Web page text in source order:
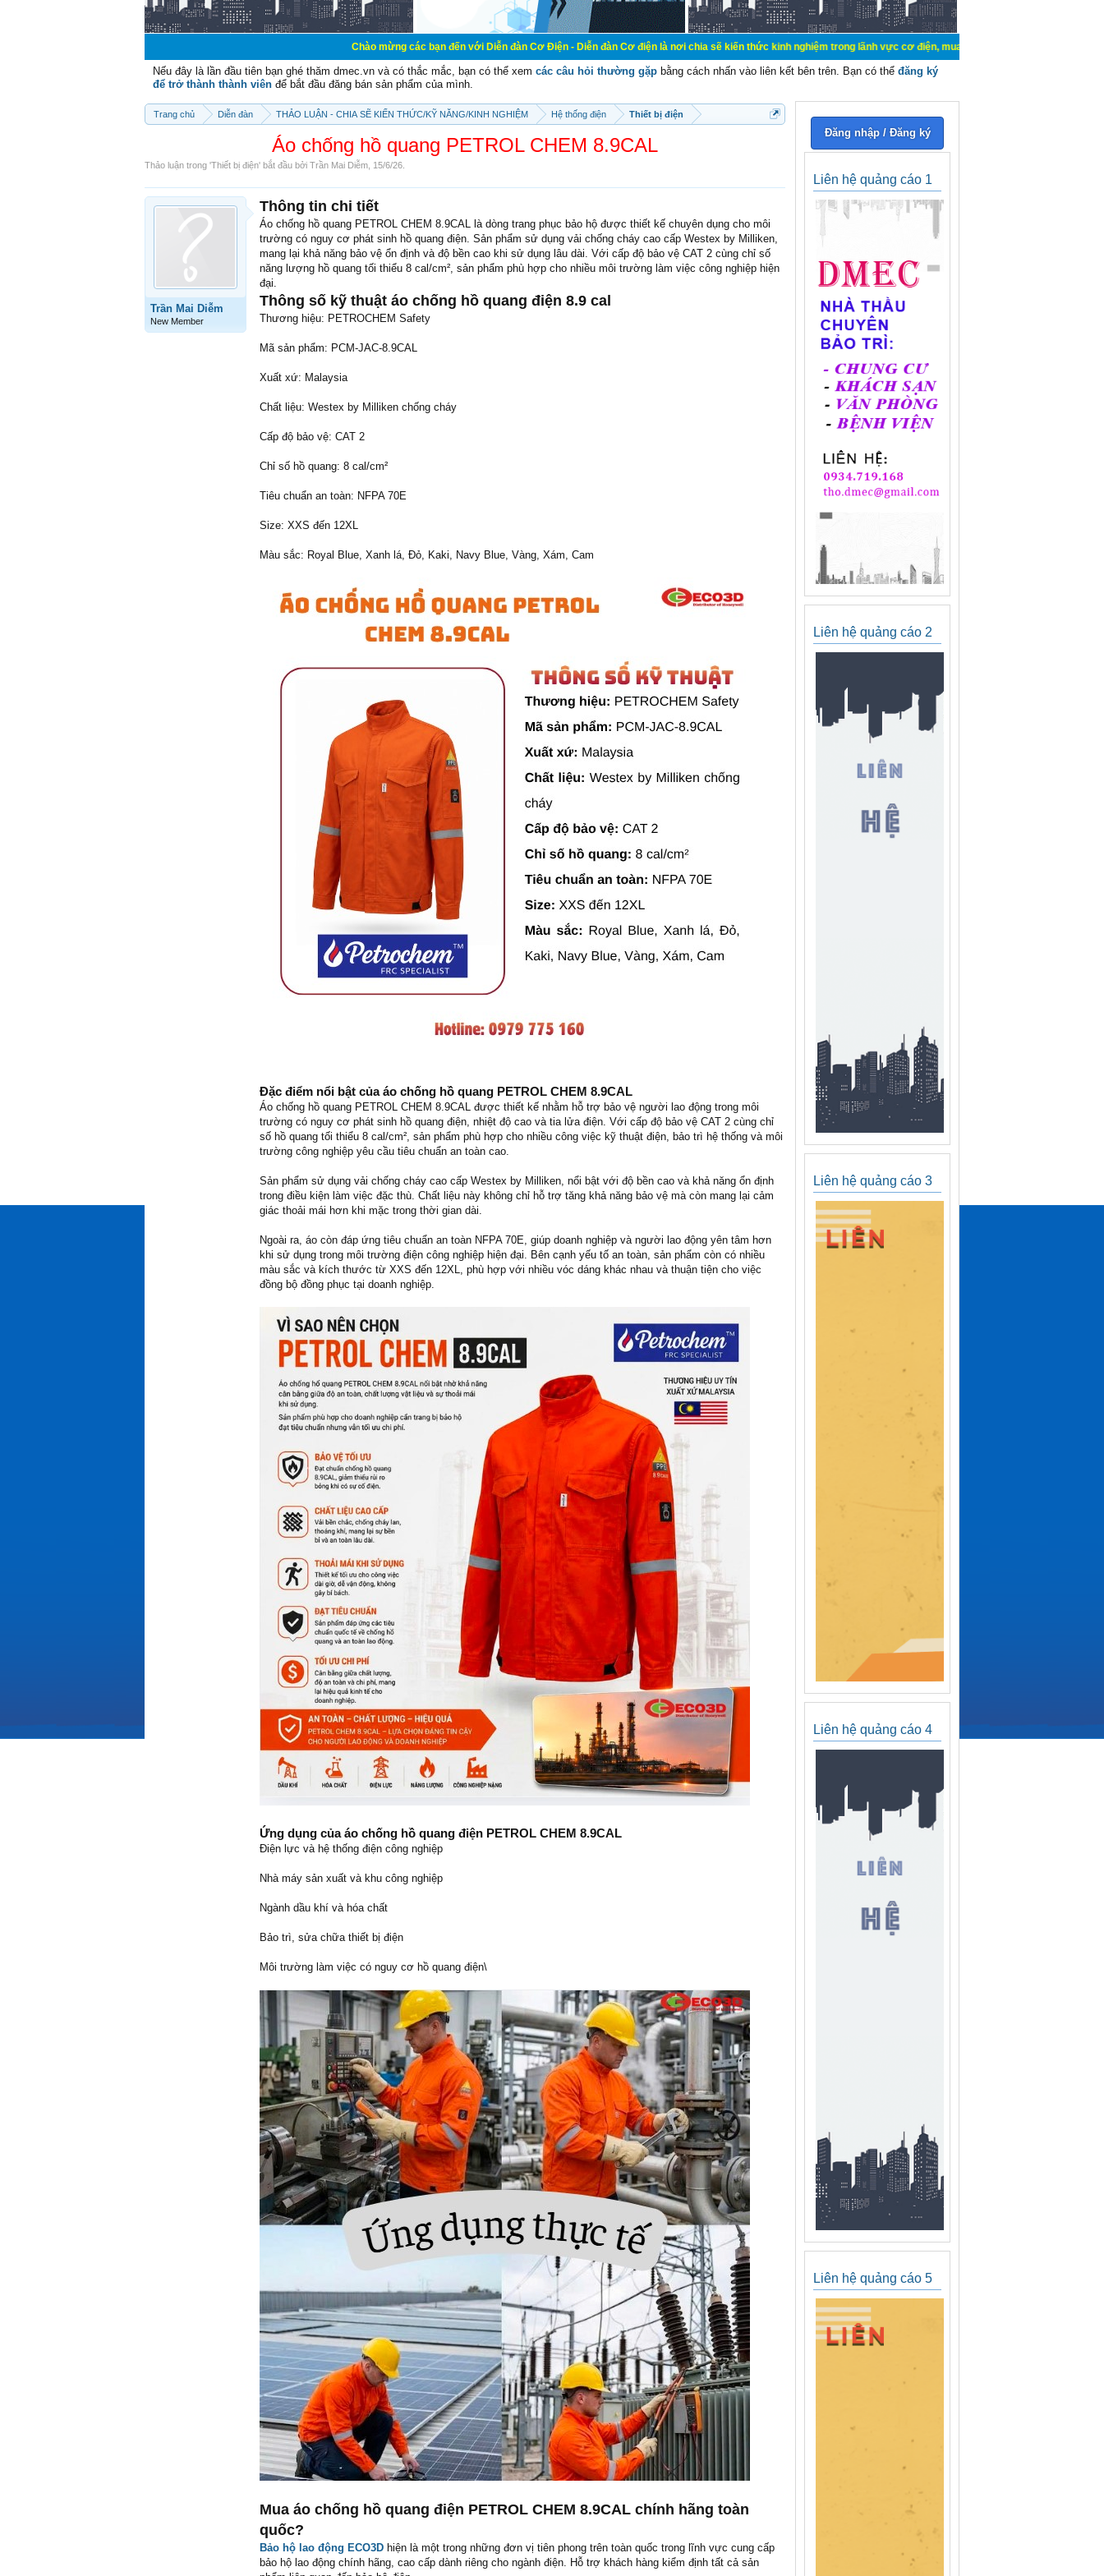
Chào mừng các bạn đến với Diễn đàn Cơ Điện - Diễn đàn Cơ điện là nơi chia sẽ kiến thức kinh nghiệm trong lãnh vực cơ điện, mua bán, ký gửi, cho thuê hàng hoá dịch vụ cá
Nếu đây là lần đầu tiên bạn ghé thăm dmec.vn và có thắc mắc, bạn có thể xem các câu hỏi thường gặp bằng cách nhấn vào liên kết bên trên. Bạn có thể đăng ký
để trở thành thành viên để bắt đầu đăng bán sản phẩm của mình.
Trang chủ Diễn đàn THẢO LUẬN - CHIA SẼ KIẾN THỨC/KỸ NĂNG/KINH NGHIỆM Hệ thống điện Thiết bị điện
Áo chống hồ quang PETROL CHEM 8.9CAL
Thảo luận trong 'Thiết bị điện' bắt đầu bởi Trần Mai Diễm 15/6/26
Trần Mai Diễm
New Member
Thông tin chi tiết
Áo chống hồ quang PETROL CHEM 8.9CAL là dòng trang phục bảo hộ được thiết kế chuyên dụng cho môi
trường có nguy cơ phát sinh hồ quang điện. Sản phẩm sử dụng vải chống cháy cao cấp Westex by Milliken,
mang lại khả năng bảo vệ ổn định và độ bền cao khi sử dụng lâu dài. Với cấp độ bảo vệ CAT 2 cùng chỉ số
năng lượng hồ quang tối thiểu 8 cal/cm², sản phẩm phù hợp cho nhiều môi trường làm việc công nghiệp hiện
đại.
Thông số kỹ thuật áo chống hồ quang điện 8.9 cal
Thương hiệu: PETROCHEM Safety
Mã sản phẩm: PCM-JAC-8.9CAL
Xuất xứ: Malaysia
Chất liệu: Westex by Milliken chống cháy
Cấp độ bảo vệ: CAT 2
Chỉ số hồ quang: 8 cal/cm²
Tiêu chuẩn an toàn: NFPA 70E
Size: XXS đến 12XL
Màu sắc: Royal Blue, Xanh lá, Đỏ, Kaki, Navy Blue, Vàng, Xám, Cam
Đặc điểm nổi bật của áo chống hồ quang PETROL CHEM 8.9CAL
Áo chống hồ quang PETROL CHEM 8.9CAL được thiết kế nhằm hỗ trợ bảo vệ người lao động trong môi
trường có nguy cơ phát sinh hồ quang điện, nhiệt độ cao và tia lửa điện. Với cấp độ bảo vệ CAT 2 cùng chỉ
số hồ quang tối thiểu 8 cal/cm², sản phẩm phù hợp cho nhiều công việc kỹ thuật điện, bảo trì hệ thống và môi
trường công nghiệp yêu cầu tiêu chuẩn an toàn cao.
Sản phẩm sử dụng vải chống cháy cao cấp Westex by Milliken, nổi bật với độ bền cao và khả năng ổn định
trong điều kiện làm việc đặc thù. Chất liệu này không chỉ hỗ trợ tăng khả năng bảo vệ mà còn mang lại cảm
giác thoải mái hơn khi mặc trong thời gian dài.
Ngoài ra, áo còn đáp ứng tiêu chuẩn an toàn NFPA 70E, giúp doanh nghiệp và người lao động yên tâm hơn
khi sử dụng trong môi trường điện công nghiệp hiện đại. Bên cạnh yếu tố an toàn, sản phẩm còn có nhiều
màu sắc và kích thước từ XXS đến 12XL, phù hợp với nhiều vóc dáng khác nhau và thuận tiện cho việc
đồng bộ đồng phục tại doanh nghiệp.
Ứng dụng của áo chống hồ quang điện PETROL CHEM 8.9CAL
Điện lực và hệ thống điện công nghiệp
Nhà máy sản xuất và khu công nghiệp
Ngành dầu khí và hóa chất
Bảo trì, sửa chữa thiết bị điện
Môi trường làm việc có nguy cơ hồ quang điện\
Mua áo chống hồ quang điện PETROL CHEM 8.9CAL chính hãng toàn
quốc?
Bảo hộ lao động ECO3D hiện là một trong những đơn vị tiên phong trên toàn quốc trong lĩnh vực cung cấp
bảo hộ lao động chính hãng, cao cấp dành riêng cho ngành điện. Hỗ trợ khách hàng kiểm định tất cả sản
Đăng nhập / Đăng ký
Liên hệ quảng cáo 1
Liên hệ quảng cáo 2
Liên hệ quảng cáo 3
Liên hệ quảng cáo 4
Liên hệ quảng cáo 5